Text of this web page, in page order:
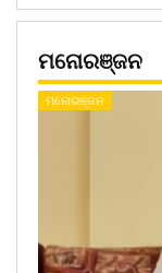
ମନୋରଞ୍ଜନ
ମନୋରଞ୍ଜନ